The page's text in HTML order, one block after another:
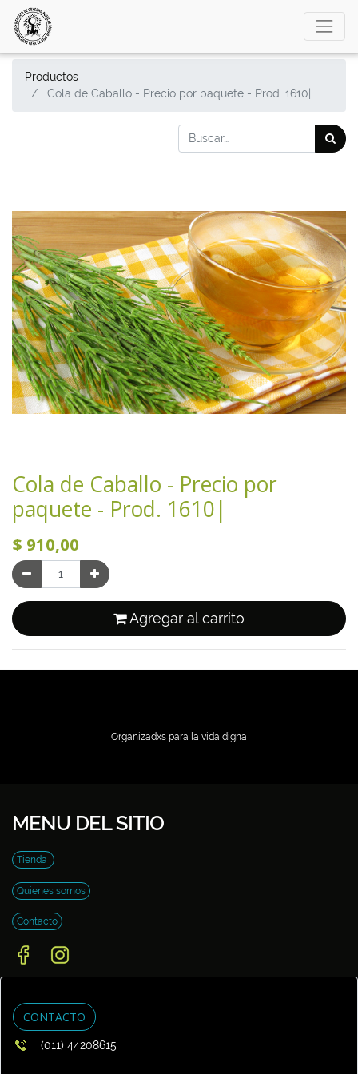
Productos
Cola de Caballo - Precio por paquete - Prod. 1610|
Cola de Caballo - Precio por
paquete - Prod. 1610|
$ 910,00
Agregar al carrito
Organizadxs para la vida digna
MENU DEL SITIO
Tienda
Quienes somos
Contacto
CONTACTO
(011) 44208615